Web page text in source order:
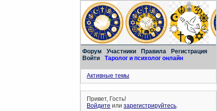
Форум Участники Правила
Регистрация
Войти
Таролог и психолог онлайн
Активные темы
Привет, Гость!
Войдите илизарегистрируйтесь.